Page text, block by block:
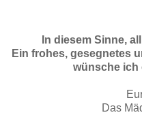
In diesem Sinne,
Ein frohes, gesegnetes
wünsche ich
Das